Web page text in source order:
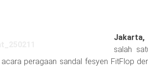
Jakarta,
salah
peragaan sandal fesyen FitFlop